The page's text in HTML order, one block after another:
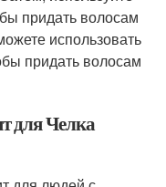
придать волосам
использовать
придать волосам
для Челка